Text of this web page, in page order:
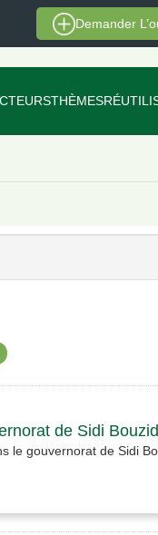
Demander
THÈMES
de Sidi Bouzid
le gouvernorat de Sidi